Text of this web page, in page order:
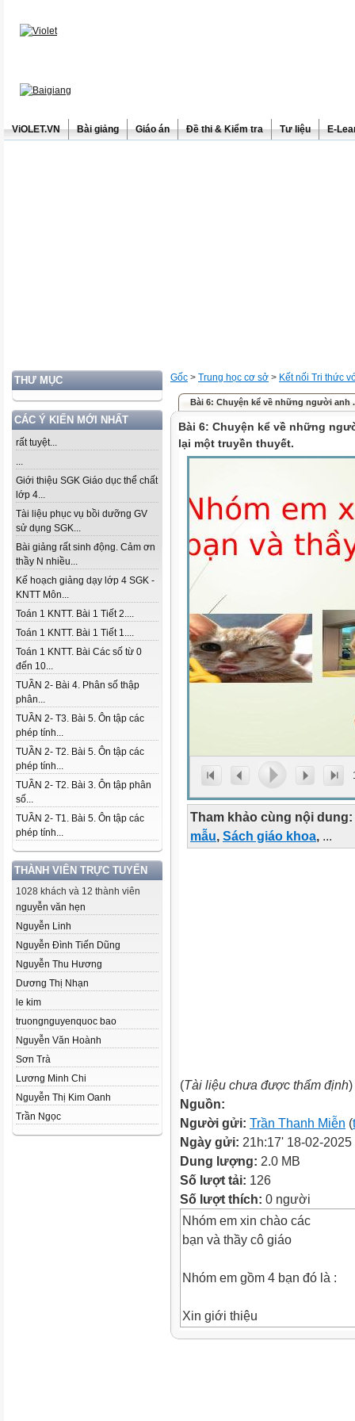
ViOLET.VN Bài giảng Giáo án Đề thi & Kiểm tra Tư liệu E-
THƯ MỤC
CÁC Ý KIẾN MỚI NHẤT
rất tuyệt...
...
Giới thiệu SGK Giáo dục thể chất
lớp 4...
Tài liệu phục vụ bồi dưỡng GV
sử dụng SGK...
Bài giảng rất sinh động. Cảm ơn
thầy N nhiều...
Kế hoạch giảng dạy lớp 4 SGK -
KNTT Môn...
Toán 1 KNTT. Bài 1 Tiết 2....
Toán 1 KNTT. Bài 1 Tiết 1....
Toán 1 KNTT. Bài Các số từ 0
đến 10...
TUẦN 2- Bài 4. Phân số thập
phân...
TUẦN 2- T3. Bài 5. Ôn tập các
phép tính...
TUẦN 2- T2. Bài 5. Ôn tập các
phép tính...
TUẦN 2- T2. Bài 3. Ôn tập phân
số...
TUẦN 2- T1. Bài 5. Ôn tập các
phép tính...
THÀNH VIÊN TRỰC TUYẾN
1028 khách và 12 thành viên
nguyễn văn hẹn
Nguyễn Linh
Nguyễn Đình Tiến Dũng
Nguyễn Thu Hương
Dương Thị Nhạn
le kim
truongnguyenquoc bao
Nguyễn Văn Hoành
Sơn Trà
Lương Minh Chi
Nguyễn Thị Kim Oanh
Trần Ngọc
Gốc > Trung học cơ sở > Kết nối Tri thức
Bài 6: Chuyện kể về những người anh
Bài 6: Chuyện kể về những
lại một truyền thuyết.
Tham khảo cùng nội dung:
mẫu, Sách giáo khoa, ...
(Tài liệu chưa được thẩm định)
Nguồn:
Người gửi: Trần Thanh Miễn (
Ngày gửi: 21h:17' 18-02-2025
Dung lượng: 2.0 MB
Số lượt tải: 126
Số lượt thích: 0 người
Nhóm em xin chào các
bạn và thầy cô giáo
Nhóm em gồm 4 bạn đó là :
Xin giới thiệu